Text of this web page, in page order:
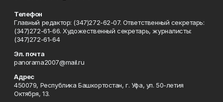
Телефон
Главный редактор: (347)272-62-07. Ответственный секретарь:
(347)272-61-66. Художественный секретарь, журналисты:
(347)272-61-64
Эл. почта
panorama2007@mail.ru
Адрес
450079, Республика Башкортостан, г. Уфа, ул. 50-летия
Октября, 13.